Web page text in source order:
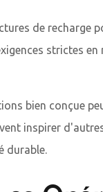
de recharge
strictes
bien conçue
inspirer
durable.